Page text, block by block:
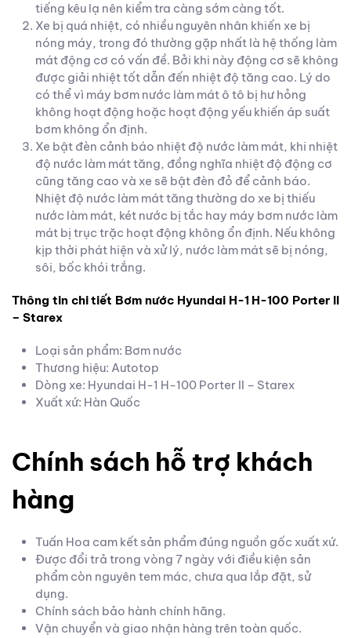
tiếng kêu lạ nên kiểm tra càng sớm càng tốt.
Xe bị quá nhiệt, có nhiều nguyên nhân khiến xe bị
nóng máy, trong đó thường gặp nhất là hệ thống làm
mát động cơ có vấn đề. Bởi khi này động cơ sẽ không
được giải nhiệt tốt dẫn đến nhiệt độ tăng cao. Lý do
có thể vì máy bơm nước làm mát ô tô bị hư hỏng
không hoạt động hoặc hoạt động yếu khiến áp suất
bơm không ổn định.
Xe bật đèn cảnh báo nhiệt độ nước làm mát, khi nhiệt
độ nước làm mát tăng, đồng nghĩa nhiệt độ động cơ
cũng tăng cao và xe sẽ bật đèn đỏ để cảnh báo.
Nhiệt độ nước làm mát tăng thường do xe bị thiếu
nước làm mát, két nước bị tắc hay máy bơm nước làm
mát bị trục trặc hoạt động không ổn định. Nếu không
kịp thời phát hiện và xử lý, nước làm mát sẽ bị nóng,
sôi, bốc khói trắng.
Thông tin chi tiết Bơm nước Hyundai H-1 H-100 Porter II
– Starex
Loại sản phẩm: Bơm nước
Thương hiệu: Autotop
Dòng xe: Hyundai H-1 H-100 Porter II – Starex
Xuất xứ: Hàn Quốc
Chính sách hỗ trợ khách
hàng
Tuấn Hoa cam kết sản phẩm đúng nguồn gốc xuất xứ.
Được đổi trả trong vòng 7 ngày với điều kiện sản
phẩm còn nguyên tem mác, chưa qua lắp đặt, sử
dụng.
Chính sách bảo hành chính hãng.
Vận chuyển và giao nhận hàng trên toàn quốc.